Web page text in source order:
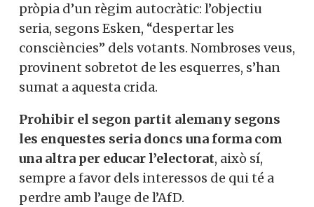
pròpia d’un règim autocràtic: l’objectiu
seria, segons Esken, “despertar les
consciències” dels votants. Nombroses veus,
provinent sobretot de les esquerres, s’han
sumat a aquesta crida.
Prohibir el segon partit alemany segons
les enquestes seria doncs una forma com
una altra per educar l’electorat, això sí,
sempre a favor dels interessos de qui té a
perdre amb l’auge de l’AfD.